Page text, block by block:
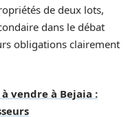
de deux lots,
dans le débat
obligations clairement
vendre à Bejaia :